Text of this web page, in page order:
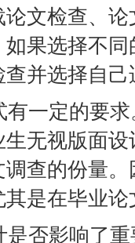
文检查、
果选择不
并选择自
有一定的要
无视版面
查的份量
是在毕业论
是否影响了